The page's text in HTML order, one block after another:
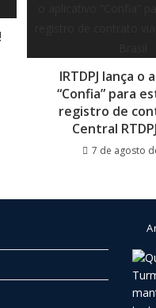
IRTDPJ lança o
“Confia” para
registro de
Central
7 de agosto